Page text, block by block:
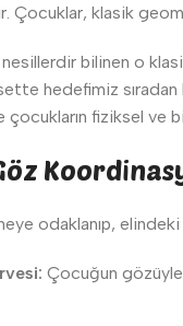
Çocuklar, klasik
bilinen o
hedefimiz sıradan
fiziksel ve
odaklanıp,
Çocuğun